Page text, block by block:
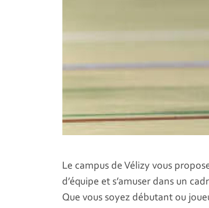
Le campus de Vélizy vous
d’équipe et s’amuser dans un
Que vous soyez débutant ou